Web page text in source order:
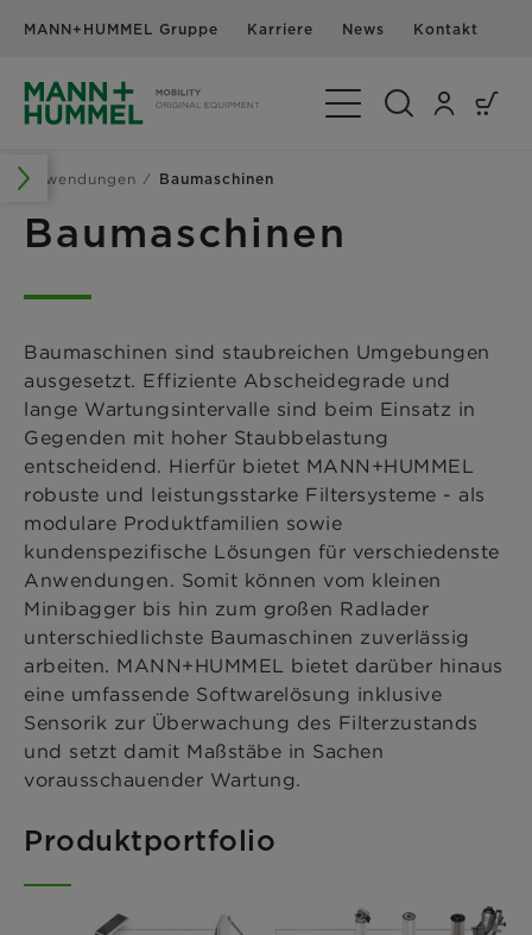
MANN+HUMMEL Gruppe Karriere News Kontakt
Navigation
Anwendungen Baumaschinen
Baumaschinen
Baumaschinen sind staubreichen Umgebungen
ausgesetzt. Effiziente Abscheidegrade und
lange Wartungsintervalle sind beim Einsatz in
Gegenden mit hoher Staubbelastung
entscheidend. Hierfür bietet MANN+HUMMEL
robuste und leistungsstarke Filtersysteme - als
modulare Produktfamilien sowie
kundenspezifische Lösungen für verschiedenste
Anwendungen. Somit können vom kleinen
Minibagger bis hin zum großen Radlader
unterschiedlichste Baumaschinen zuverlässig
arbeiten. MANN+HUMMEL bietet darüber hinaus
eine umfassende Softwarelösung inklusive
Sensorik zur Überwachung des Filterzustands
und setzt damit Maßstäbe in Sachen
vorausschauender Wartung.
Produktportfolio